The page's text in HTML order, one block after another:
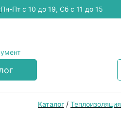
Пн-Пт с 10 до 19, Сб с 11 до 15
Каталог / Теплоизоляция